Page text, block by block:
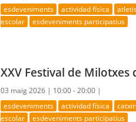
esdeveniments actividad física
escolar
esdeveniments participatius
XXV Festival de Milotxes
03 maig 2026 | 10:00 - 20:00 |
esdeveniments actividad física
escolar
esdeveniments participatius